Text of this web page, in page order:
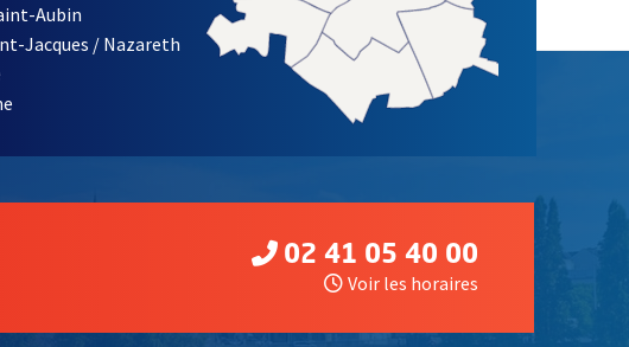
Aubin
Jacques / Nazareth
02 41 05 40 00
Voir les horaires